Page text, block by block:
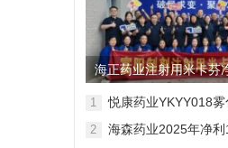
海正药业注射用米卡芬
制剂全球化迈出关键一
1
悦康药业YKYY018
感染防治
2
海森药业2025年净